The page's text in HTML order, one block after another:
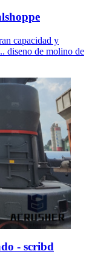
capacidad y
diseno de molino de
- scribd